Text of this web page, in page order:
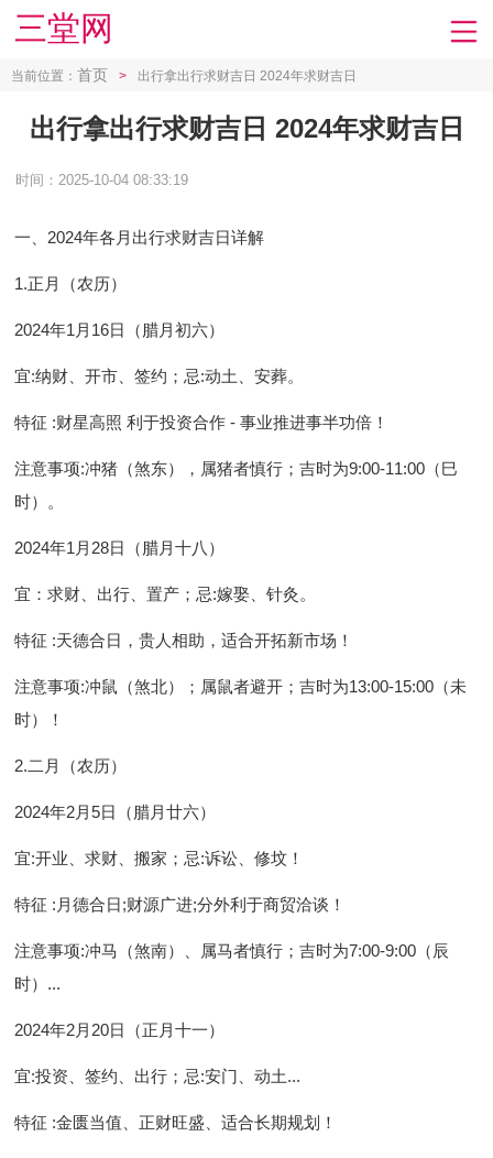
三堂网
当前位置： 首页 > 出行拿出行求财吉日 2024年求财吉日
出行拿出行求财吉日 2024年求财吉日
时间：2025-10-04 08:33:19
一、2024年各月出行求财吉日详解
1.正月（农历）
2024年1月16日（腊月初六）
宜:纳财、开市、签约； 忌:动土、安葬。
特征 :财星高照 利于投资合作 - 事业推进事半功倍！
注意事项:冲猪（煞东），属猪者慎行；吉时为9:00-11:00（巳
时）。
2024年1月28日（腊月十八）
宜 ：求财、出行、置产； 忌:嫁娶、针灸。
特征 :天德合日，贵人相助，适合开拓新市场！
注意事项:冲鼠（煞北）；属鼠者避开；吉时为13:00-15:00（未
时）！
2.二月（农历）
2024年2月5日（腊月廿六）
宜:开业、求财、搬家； 忌:诉讼、修坟！
特征 :月德合日;财源广进;分外利于商贸洽谈！
注意事项:冲马（煞南）、属马者慎行；吉时为7:00-9:00（辰
时）...
2024年2月20日（正月十一）
宜:投资、签约、出行； 忌:安门、动土...
特征 :金匮当值、正财旺盛、适合长期规划！